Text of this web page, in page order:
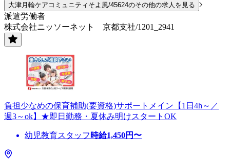
大津月輪ケアコミュニティそよ風/45624のその他の求人を見る
派遣労働者
株式会社ニッソーネット 京都支社/1201_2941
負担少なめの保育補助(要資格)サポートメイン【1日4h～／
週3～ok】★即日勤務・夏休み明けスタートOK
幼児教育スタッフ 時給1,450円〜